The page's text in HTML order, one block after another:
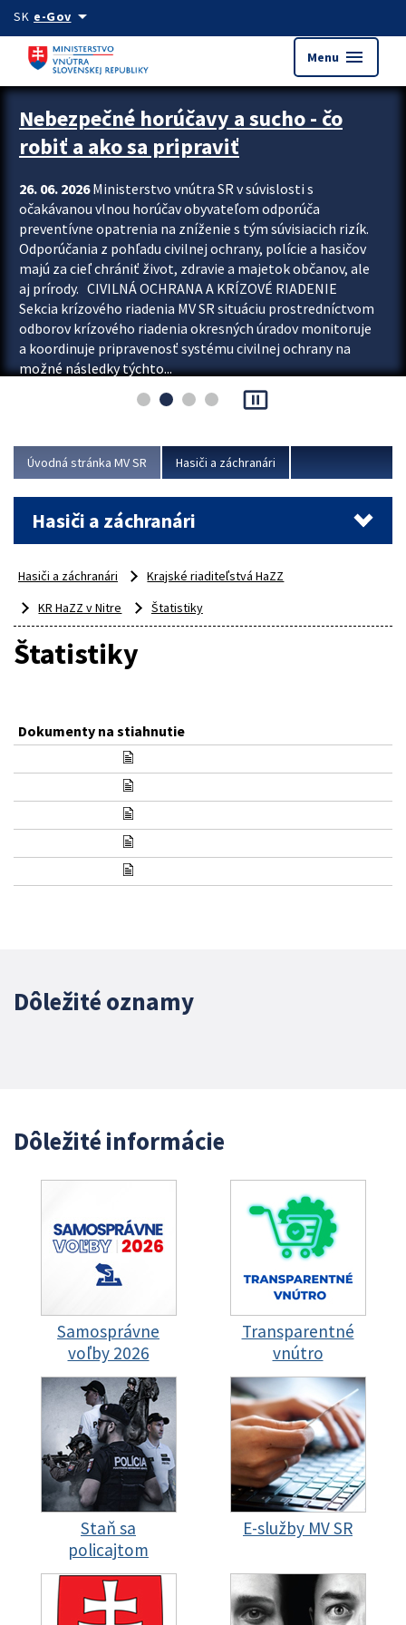
Preskocit na hlavný obsah
SK e-Govarrow_drop_down
Menu menu
Zastavit automatický posun upútavok
Nebezpečné horúčavy a sucho - čo
robiť a ako sa pripraviť
26. 06. 2026Ministerstvo vnútra SR v súvislosti s
očakávanou vlnou horúčav obyvateľom odporúča
preventívne opatrenia na zníženie s tým súvisiacich rizík.
Odporúčania z pohľadu civilnej ochrany, polície a hasičov
majú za cieľ chrániť život, zdravie a majetok občanov, ale
aj prírody. CIVILNÁ OCHRANA A KRÍZOVÉ RIADENIE
Sekcia krízového riadenia MV SR situáciu prostredníctvom
odborov krízového riadenia okresných úradov monitoruje
a koordinuje pripravenosť systému civilnej ochrany na
možné následky týchto...
pause_presentation
Úvodná stránka MV SR Hasiči a záchranári
Hasiči a záchranári
Hasiči a záchranári
Krajské riaditeľstvá HaZZ
KR HaZZ v Nitre
Štatistiky
Štatistiky
Dokumenty na stiahnutie
Dôležité oznamy
Dôležité informácie
Samosprávne
voľby 2026
Transparentné
vnútro
Staň sa
policajtom
E-služby MV SR